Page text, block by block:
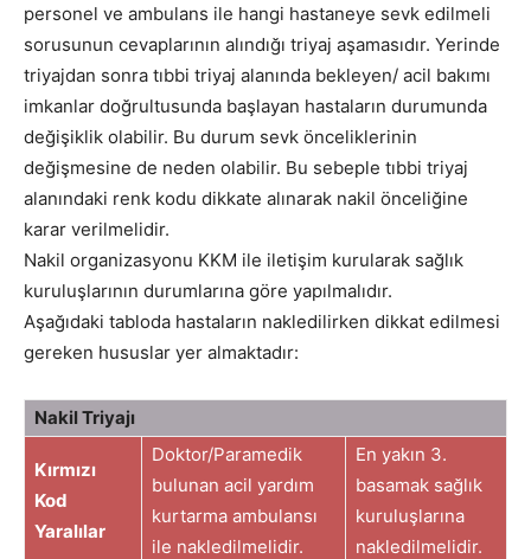
personel ve ambulans ile hangi hastaneye sevk edilmeli
sorusunun cevaplarının alındığı triyaj aşamasıdır. Yerinde
triyajdan sonra tıbbi triyaj alanında bekleyen/ acil bakımı
imkanlar doğrultusunda başlayan hastaların durumunda
değişiklik olabilir. Bu durum sevk önceliklerinin
değişmesine de neden olabilir. Bu sebeple tıbbi triyaj
alanındaki renk kodu dikkate alınarak nakil önceliğine
karar verilmelidir.
Nakil organizasyonu KKM ile iletişim kurularak sağlık
kuruluşlarının durumlarına göre yapılmalıdır.
Aşağıdaki tabloda hastaların nakledilirken dikkat edilmesi
gereken hususlar yer almaktadır:
Nakil Triyajı
Kırmızı
Kod
Yaralılar
Doktor/Paramedik
bulunan acil yardım
kurtarma ambulansı
ile nakledilmelidir.
En yakın 3.
basamak sağlık
kuruluşlarına
nakledilmelidir.